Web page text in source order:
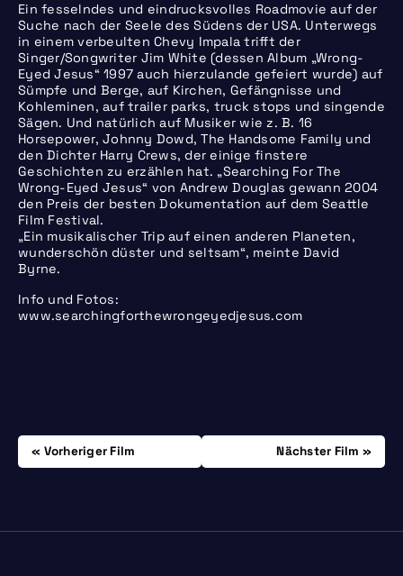
Ein fesselndes und eindrucksvolles Roadmovie auf der
Suche nach der Seele des Südens der USA. Unterwegs
in einem verbeulten Chevy Impala trifft der
Singer/Songwriter Jim White (dessen Album „Wrong-
Eyed Jesus“ 1997 auch hierzulande gefeiert wurde) auf
Sümpfe und Berge, auf Kirchen, Gefängnisse und
Kohleminen, auf trailer parks, truck stops und singende
Sägen. Und natürlich auf Musiker wie z. B. 16
Horsepower, Johnny Dowd, The Handsome Family und
den Dichter Harry Crews, der einige finstere
Geschichten zu erzählen hat. „Searching For The
Wrong-Eyed Jesus“ von Andrew Douglas gewann 2004
den Preis der besten Dokumentation auf dem Seattle
Film Festival.
„Ein musikalischer Trip auf einen anderen Planeten,
wunderschön düster und seltsam“, meinte David
Byrne.
Info und Fotos:
www.searchingforthewrongeyedjesus.com
Beitrags-
Navigation
Donnerstag, 01.02.
Vorheriger Film Freitag, 16.02.Nächster Film